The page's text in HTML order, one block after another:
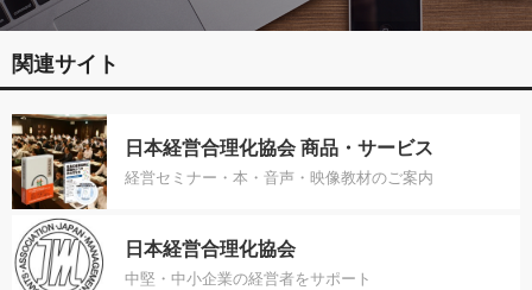
関連サイト
日本経営合理化協会 商品・サービス
経営セミナー・本・音声・映像教材のご案内
日本経営合理化協会
中堅・中小企業の経営者をサポート